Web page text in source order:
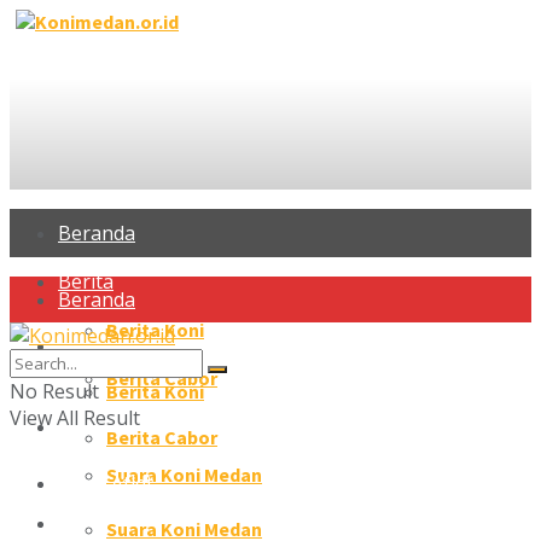
Beranda
Berita
Berita Koni
Berita Cabor
Profil Atlet
Suara Koni Medan
Galeri
Beranda
Berita
Berita Koni
Berita Cabor
Profil Atlet
Suara Koni Medan
No Result
View All Result